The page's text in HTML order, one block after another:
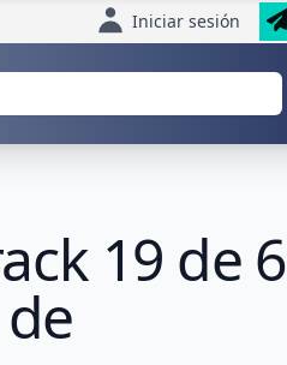
Iniciar sesión
19 de 6